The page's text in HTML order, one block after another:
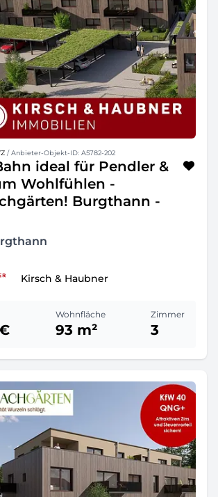
/ Anbieter-Objekt-ID: A5782-202
ideal für Pendler &
Wohlfühlen -
Burgthann -
Kirsch & Haubner
Wohnfläche
93 m²
Zimmer
3